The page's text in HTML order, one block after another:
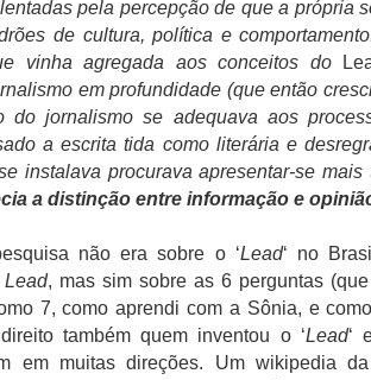
pela percepção de que a própria
de cultura, política e
vinha agregada aos conceitos do
em profundidade (que então
do jornalismo se adequava aos
a escrita tida como literária e
instalava procurava apresentar-se
a distinção entre informação e
não era sobre o ‘Lead‘ no
Lead, mas sim sobre as 6 perguntas
7, como aprendi com a Sônia, e
também quem inventou o ‘Lead‘
em muitas direções. Um wikipedia